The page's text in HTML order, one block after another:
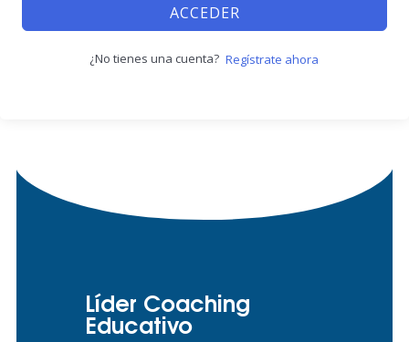
ACCEDER
¿No tienes una cuenta? Regístrate ahora
Líder Coaching
Educativo